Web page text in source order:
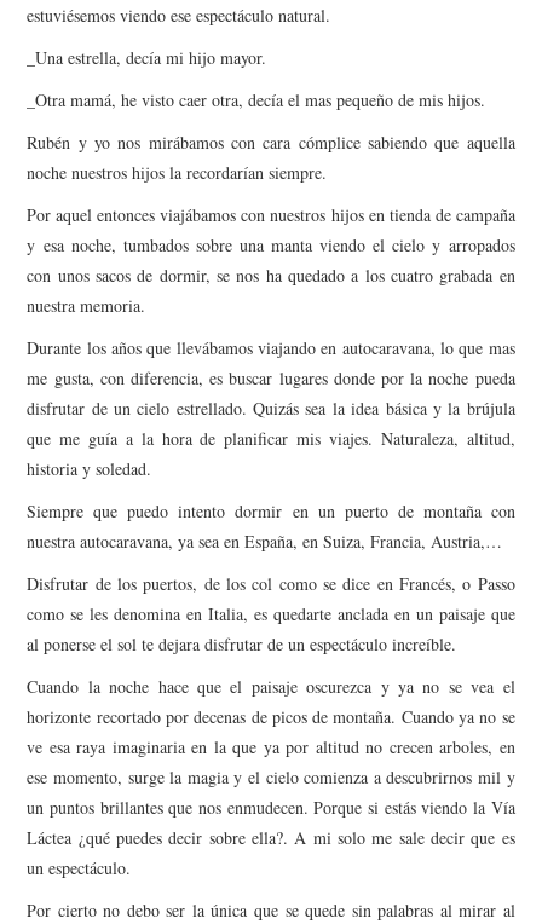
estuviésemos viendo ese espectáculo natural.
_Una estrella, decía mi hijo mayor.
_Otra mamá, he visto caer otra, decía el mas pequeño de mis hijos.
Rubén y yo nos mirábamos con cara cómplice sabiendo que aquella
noche nuestros hijos la recordarían siempre.
Por aquel entonces viajábamos con nuestros hijos en tienda de campaña
y esa noche, tumbados sobre una manta viendo el cielo y arropados
con unos sacos de dormir, se nos ha quedado a los cuatro grabada en
nuestra memoria.
Durante los años que llevábamos viajando en autocaravana, lo que mas
me gusta, con diferencia, es buscar lugares donde por la noche pueda
disfrutar de un cielo estrellado. Quizás sea la idea básica y la brújula
que me guía a la hora de planificar mis viajes. Naturaleza, altitud,
historia y soledad.
Siempre que puedo intento dormir en un puerto de montaña con
nuestra autocaravana, ya sea en España, en Suiza, Francia, Austria,…
Disfrutar de los puertos, de los col como se dice en Francés, o Passo
como se les denomina en Italia, es quedarte anclada en un paisaje que
al ponerse el sol te dejara disfrutar de un espectáculo increíble.
Cuando la noche hace que el paisaje oscurezca y ya no se vea el
horizonte recortado por decenas de picos de montaña. Cuando ya no se
ve esa raya imaginaria en la que ya por altitud no crecen arboles, en
ese momento, surge la magia y el cielo comienza a descubrirnos mil y
un puntos brillantes que nos enmudecen. Porque si estás viendo la Vía
Láctea ¿qué puedes decir sobre ella?. A mi solo me sale decir que es
un espectáculo.
Por cierto no debo ser la única que se quede sin palabras al mirar al